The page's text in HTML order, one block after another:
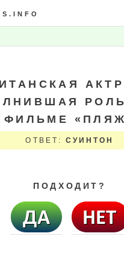
ФИЛЬМЕ
ОТВЕТ: СУИНТОН
ПОДХОДИТ?